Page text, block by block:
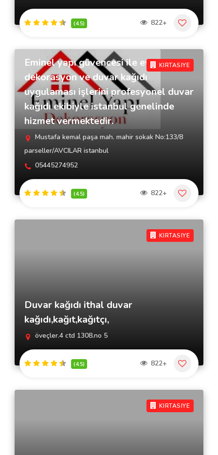
(4.5) 822+
KIRTASIYE
Eminel yapı güvencesi ile ev
dekorasyon ve duvar kağıdı
uygulaması işlerini profesyonel duvar
kağıdı ekibiyle istanbul genelinde
hizmet vermektedir.
Mustafa kemal paşa mah. mahir sokak No:133/8
parseller/AVCILAR istanbul
05445274952
(4.5) 822+
KIRTASIYE
Duvar kağıdı ithal duvar
kağıdı,kağıt,kağıtçı,
öveçler.4 ctd 1308.no 5
(4.5) 822+
KIRTASIYE